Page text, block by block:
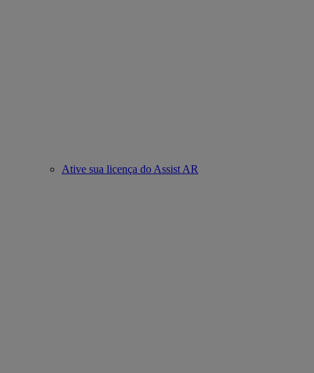
Ative sua licença do Assist AR